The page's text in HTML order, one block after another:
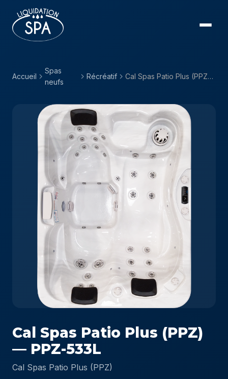
Accueil
Spas
neufs
Récréatif Cal Spas Patio Plus (PPZ) — PPZ-533L
Cal Spas Patio Plus (PPZ)
— PPZ-533L
Cal Spas Patio Plus (PPZ)